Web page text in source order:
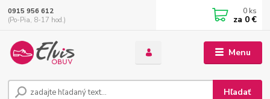
Menu
Hľadať
0915 956 612
(Po-Pia, 8-17 hod.)
0 ks
za 0 €